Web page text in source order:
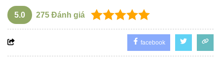
5.0 275 Đánh giá
facebook